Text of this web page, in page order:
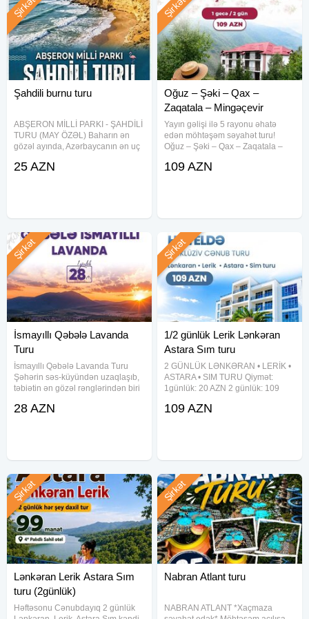
Şahdili burnu turu
ABŞERON MİLLİ PARKI - ŞAHDİLİ
TURU (MAY ÖZƏL) Baharın ən
gözəl ayında, Azərbaycanın ən uç
Xəritəmizin *"Qartal dimdiyi"* də
Şirkət
25 AZN
Oğuz – Şəki – Qax –
Zaqatala – Mingəçevir
Yayın gəlişi ilə 5 rayonu əhatə
edən möhtəşəm səyahət turu!
Oğuz – Şəki – Qax – Zaqatala –
━━━━━━━━━━━━━━━━ Qiymətlər:
Şirkət
109 AZN
İsmayıllı Qəbələ Lavanda
Turu
İsmayıllı Qəbələ Lavanda Turu
Şəhərin səs-küyündən uzaqlaşıb,
təbiətin ən gözəl rənglərindən biri
düşməyə hazırsınız? Bu
Şirkət
28 AZN
1/2 günlük Lerik Lənkəran
Astara Sım turu
2 GÜNLÜK LƏNKƏRAN • LERİK •
ASTARA • SIM TURU Qiymət:
1günlük: 20 AZN 2 günlük: 109
25-26, 29-30 İyul TURDA
Şirkət
109 AZN
Lənkəran Lerik Astara Sım
turu (2günlük)
Həftəsonu Cənubdayıq 2 günlük
Şirkət
Nabran Atlant turu
NABRAN ATLANT *Xaçmaza
Şirkət